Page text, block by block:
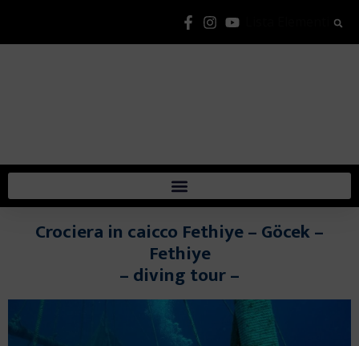
Crociera in caicco Fethiye – Göcek –
Fethiye
– diving tour –